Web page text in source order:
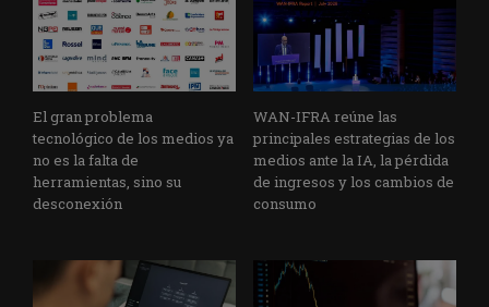
El gran problema
tecnológico de los medios ya
no es la falta de
herramientas, sino su
desconexión
WAN-IFRA reúne las
principales estrategias de los
medios ante la IA, la pérdida
de ingresos y los cambios de
consumo